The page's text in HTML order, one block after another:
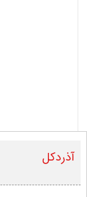
آذردکل